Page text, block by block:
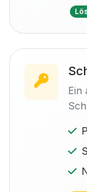
Ein